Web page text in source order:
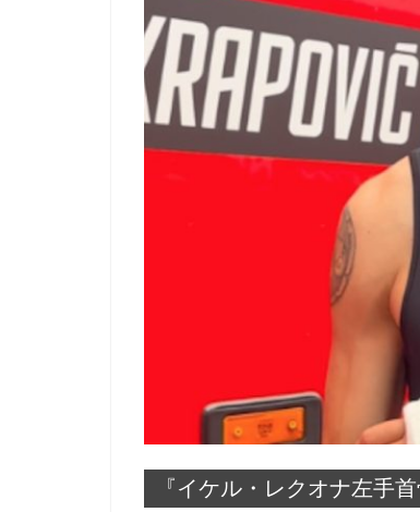
『イケル・レクオナ左手